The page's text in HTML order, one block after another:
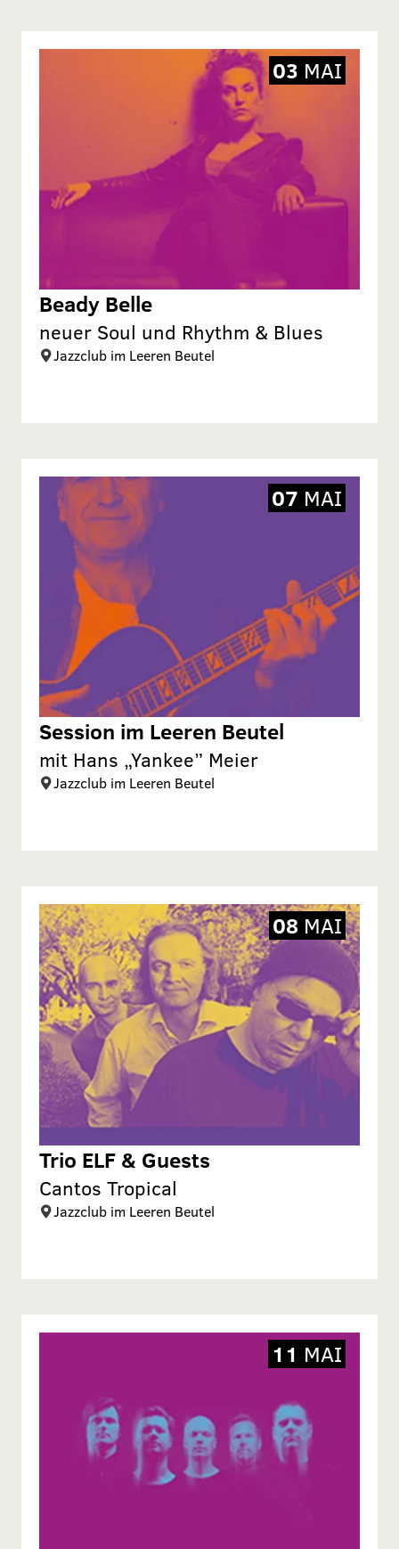
Beady Belle
neuer Soul und Rhythm & Blues
Jazzclub im Leeren Beutel
03 MAI
Session im Leeren Beutel
mit Hans „Yankee” Meier
Jazzclub im Leeren Beutel
07 MAI
Trio ELF & Guests
Cantos Tropical
Jazzclub im Leeren Beutel
08 MAI
11 MAI